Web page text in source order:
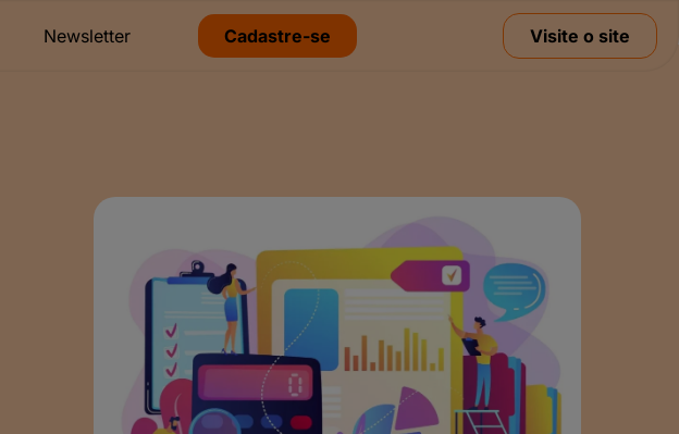
Newsletter Cadastre-se Visite o site